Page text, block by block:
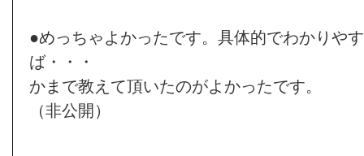
●めっちゃよかったです。具体的でわかりや
ば・・・
かまで教えて頂いたのがよかったです。
（非公開）